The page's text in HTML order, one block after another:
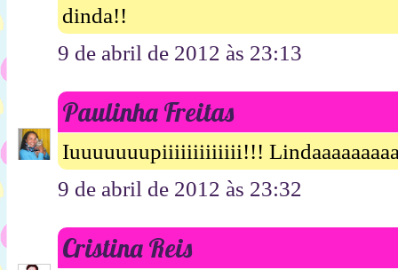
dinda!!
9 de abril de 2012 às 23:13
Paulinha Freitas
Iuuuuuuupiiiiiiiiiiiii!!!
9 de abril de 2012 às 23:32
Cristina Reis